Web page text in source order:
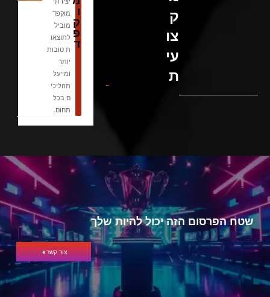
ק
צו
עי
ת
ו
ק
פ
ד
מוקפד
מוביל
לתוצאו
ת טובות
יותר
ומייעל
תהליכי
ם בכל
תחום.
שטח הפרסום הזה יכול להיות שלך
צור קשר